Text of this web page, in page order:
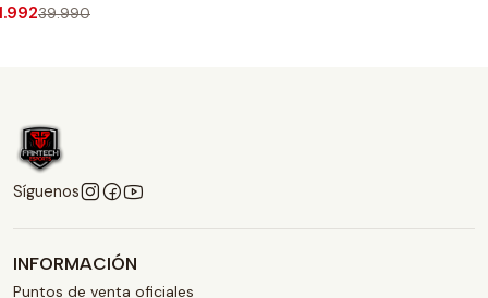
39.990
Síguenos
INFORMACIÓN
Puntos de venta oficiales